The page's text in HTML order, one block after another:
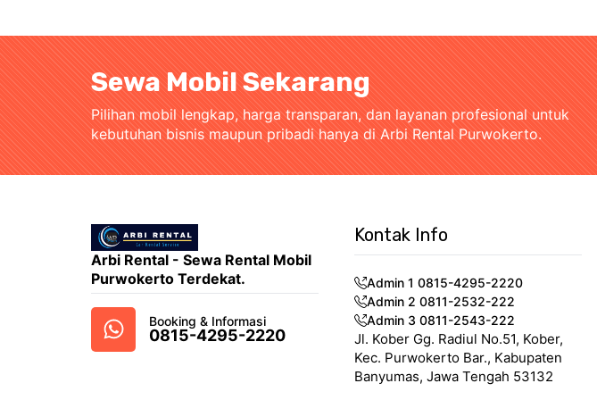
Sewa Mobil Sekarang
Pilihan mobil lengkap, harga transparan, dan layanan profesional untuk
kebutuhan bisnis maupun pribadi hanya di Arbi Rental Purwokerto.
Arbi Rental - Sewa Rental Mobil
Purwokerto Terdekat.
Booking & Informasi
0815-4295-2220
Kontak Info
Admin 1 0815-4295-2220
Admin 2 0811-2532-222
Admin 3 0811-2543-222
Jl. Kober Gg. Radiul No.51, Kober,
Kec. Purwokerto Bar., Kabupaten
Banyumas, Jawa Tengah 53132